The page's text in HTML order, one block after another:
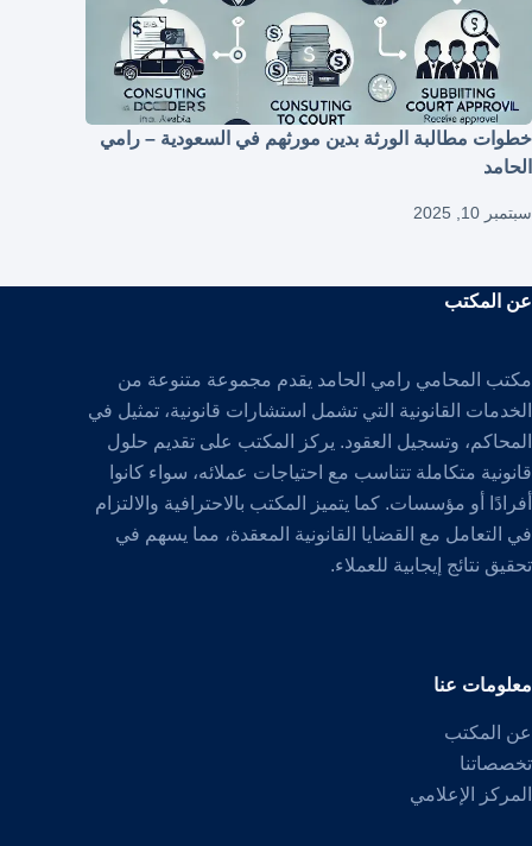
خطوات مطالبة الورثة بدين مورثهم في السعودية – رامي
الحامد
سبتمبر 10, 2025
عن المكتب
مكتب المحامي رامي الحامد يقدم مجموعة متنوعة من
الخدمات القانونية التي تشمل استشارات قانونية، تمثيل في
المحاكم، وتسجيل العقود. يركز المكتب على تقديم حلول
قانونية متكاملة تتناسب مع احتياجات عملائه، سواء كانوا
أفرادًا أو مؤسسات. كما يتميز المكتب بالاحترافية والالتزام
في التعامل مع القضايا القانونية المعقدة، مما يسهم في
تحقيق نتائج إيجابية للعملاء.
معلومات عنا
عن المكتب
تخصصاتنا
المركز الإعلامي